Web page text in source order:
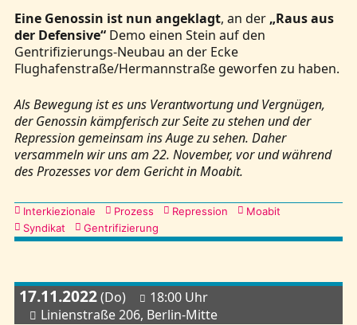
Eine Genossin ist nun angeklagt, an der „Raus aus
der Defensive“Demo einen Stein auf den
Gentrifizierungs-Neubau an der Ecke
Flughafenstraße/Hermannstraße geworfen zu haben.
Als Bewegung ist es uns Verantwortung und Vergnügen,
der Genossin kämpferisch zur Seite zu stehen und der
Repression gemeinsam ins Auge zu sehen. Daher
versammeln wir uns am 22. November, vor und während
des Prozesses vor dem Gericht in Moabit.
Kategorien
Interkiezionale Prozess Repression
Moabit
Syndikat
Gentrifizierung
17.11.2022(Do)
18:00 Uhr
Linienstraße 206, Berlin-Mitte